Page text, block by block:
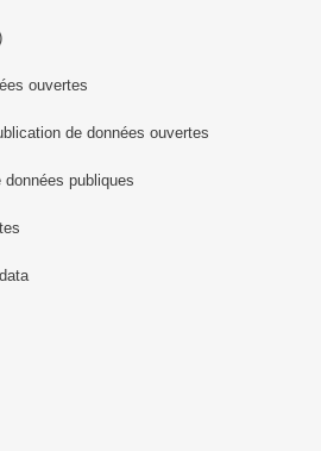
ouvertes
de données ouvertes
données publiques